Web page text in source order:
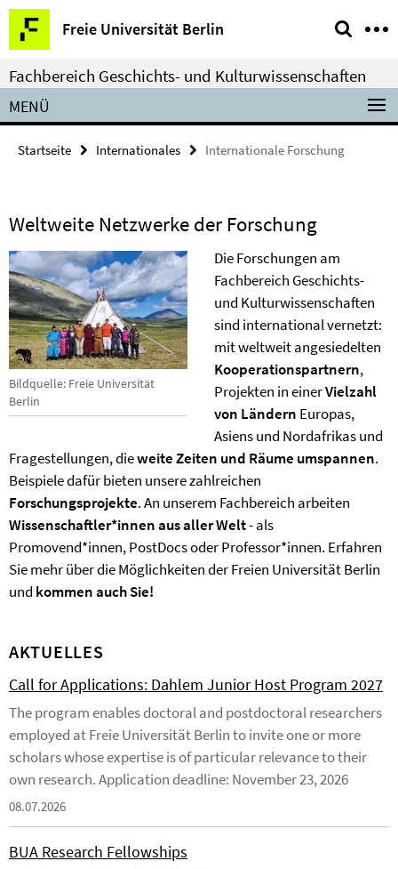
Springe
direkt
zu
Inhalt
Freie Universität Berlin
Service-
Navigation
Fachbereich Geschichts- und Kulturwissenschaften
MENÜ
Startseite Internationales Internationale Forschung
Weltweite Netzwerke der Forschung
Bildquelle: Freie Universität
Berlin
Die Forschungen am
Fachbereich Geschichts-
und Kulturwissenschaften
sind international vernetzt:
mit weltweit angesiedelten
Kooperationspartnern,
Projekten in einerVielzahl
von Ländern Europas,
Asiens und Nordafrikas und
Fragestellungen, dieweite Zeiten und Räume umspannen.
Beispiele dafür bieten unsere zahlreichen
Forschungsprojekte. An unserem Fachbereich arbeiten
Wissenschaftler*innen aus aller Welt- als
Promovend*innen, PostDocs oder Professor*innen. Erfahren
Sie mehr über die Möglichkeiten der Freien Universität Berlin
und kommen auch Sie!
AKTUELLES
Call for Applications: Dahlem Junior Host Program 2027
The program enables doctoral and postdoctoral researchers
employed at Freie Universität Berlin to invite one or more
scholars whose expertise is of particular relevance to their
own research. Application deadline: November 23, 2026
08.07.2026
BUA Research Fellowships